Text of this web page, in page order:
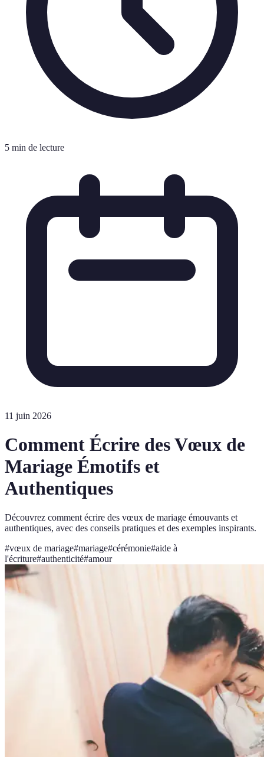
5 min de lecture
11 juin 2026
Comment Écrire des Vœux de
Mariage Émotifs et
Authentiques
Découvrez comment écrire des vœux de mariage émouvants et
authentiques, avec des conseils pratiques et des exemples inspirants.
#vœux de mariage#mariage#cérémonie#aide à
l'écriture#authenticité#amour